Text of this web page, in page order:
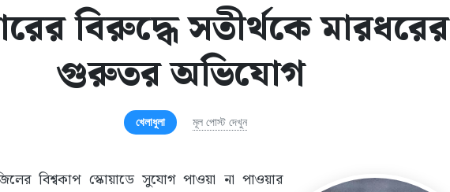
বিরুদ্ধে সতীর্থকে মারধরের
গুরুতর অভিযোগ
খেলাধুলা মূল পোস্ট দেখুন
বিশ্বকাপ স্কোয়াডে সুযোগ পাওয়া না পাওয়ার